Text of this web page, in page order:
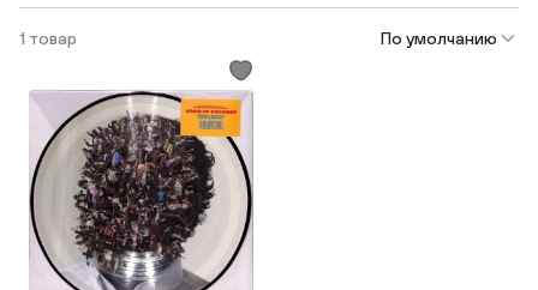
1 товар По умолчанию